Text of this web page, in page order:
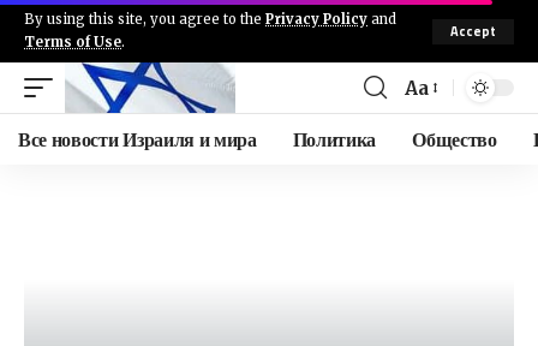
By using this site, you agree to the Privacy Policy and
Terms of Use.
Accept
Aa
Все новости Израиля и мира Политика Общество